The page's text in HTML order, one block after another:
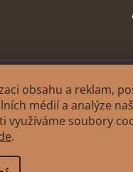
obsahu a reklam,
médií a analýze
využíváme soubory
.
2026XAVIAN | česká